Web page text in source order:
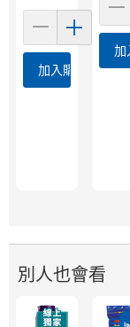
加入購物車
加
別人也會看